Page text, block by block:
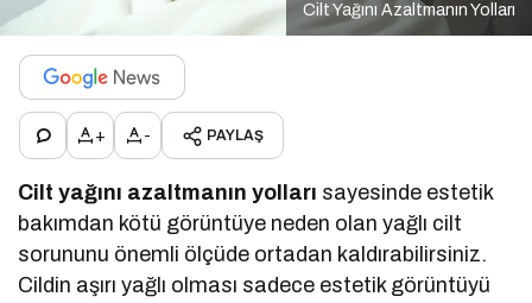
Cilt Yağını Azaltmanın Yolları
+ - PAYLAŞ
Cilt yağını azaltmanın yolları sayesinde estetik
bakımdan kötü görüntüye neden olan yağlı cilt
sorununu önemli ölçüde ortadan kaldırabilirsiniz.
Cildin aşırı yağlı olması sadece estetik görüntüyü